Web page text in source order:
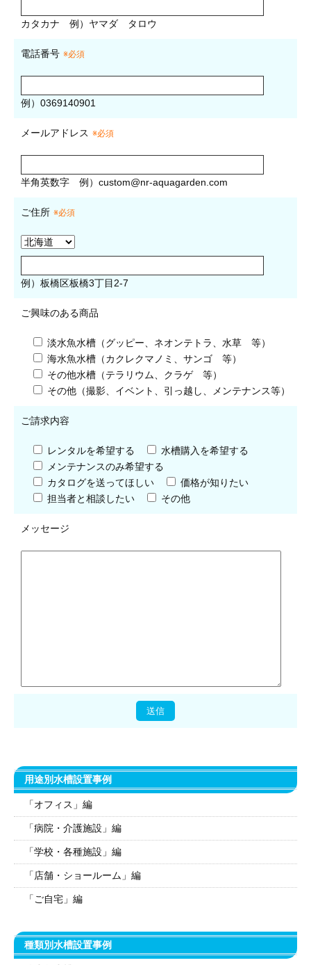
カタカナ 例）ヤマダ タロウ
電話番号 ※必須
例）0369140901
メールアドレス ※必須
半角英数字 例） custom@nr-aquagarden.com
ご住所 ※必須
例）板橋区板橋3丁目2-7
ご興味のある商品
淡水魚水槽（グッピー、ネオンテトラ、水草 等）
海水魚水槽（カクレクマノミ、サンゴ 等）
その他水槽（テラリウム、クラゲ 等）
その他（撮影、イベント、引っ越し、メンテナンス等）
ご請求内容
レンタルを希望する
水槽購入を希望する
メンテナンスのみ希望する
カタログを送ってほしい
価格が知りたい
担当者と相談したい
その他
メッセージ
用途別水槽設置事例
「オフィス」編
「病院・介護施設」編
「学校・各種施設」編
「店舗・ショールーム」編
「ご自宅」編
種類別水槽設置事例